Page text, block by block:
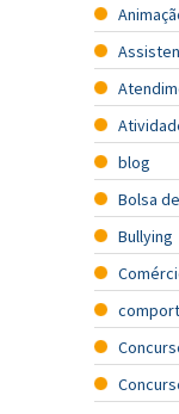
blog
Bolsa
Bullying